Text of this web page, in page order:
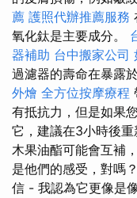
薦 護照代辦推薦服務
氧化鈦是主要成分。
器補助 台中搬家公司
過濾器的壽命在暴露
外燴 全方位按摩療程
有抵抗力，但是如果
它，建議在3小時後
木果油酯可能會互補
是他們的感受，對嗎
信 - 我認為它更像是